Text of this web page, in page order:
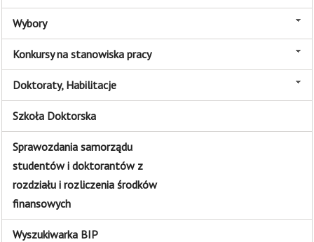
Wybory
Konkursy na stanowiska pracy
Doktoraty, Habilitacje
Szkoła Doktorska
Sprawozdania samorządu
studentów i doktorantów z
rozdziału i rozliczenia środków
finansowych
Wyszukiwarka BIP